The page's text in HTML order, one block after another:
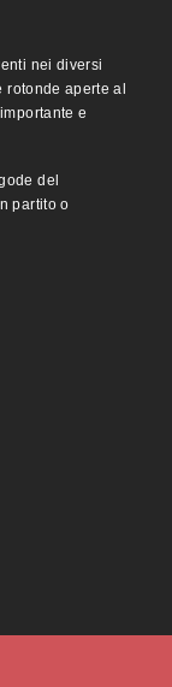
nei diversi
aperte al
e
del
partito o